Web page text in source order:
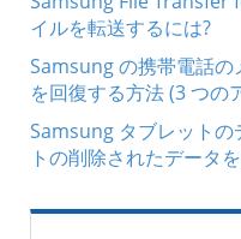
イルを転送するには?
Samsung の携帯電話
を回復する方法 (3 つの
Samsung タブレットの
トの削除されたデータ